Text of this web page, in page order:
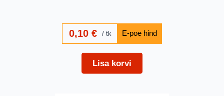
0,10€ tk
Lisa korvi